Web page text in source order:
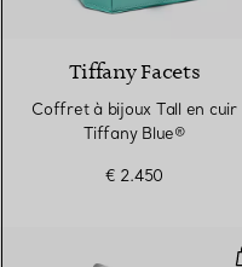
Tiffany Facets
Coffret à bijoux Tall en cuir
Tiffany Blue®
€ 2.450